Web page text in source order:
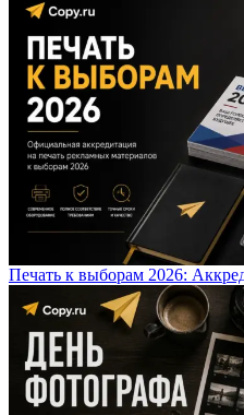
Печать к выборам 2026: